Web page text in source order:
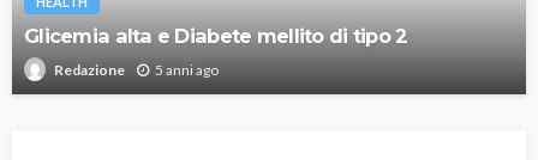
Glicemia alta e Diabete mellito di tipo 2
Redazione 5 anni ago